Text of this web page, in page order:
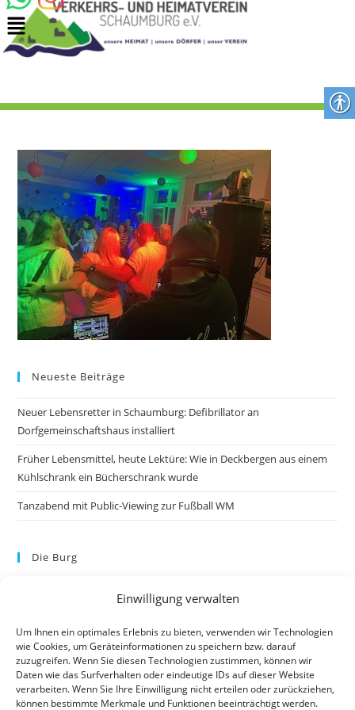
Einwilligung verwalten
Um Ihnen ein optimales Erlebnis zu bieten, verwenden wir Technologien
wie Cookies, um Geräteinformationen zu speichern bzw. darauf
zuzugreifen. Wenn Sie diesen Technologien zustimmen, können wir
Daten wie das Surfverhalten oder eindeutige IDs auf dieser Website
verarbeiten. Wenn Sie Ihre Einwilligung nicht erteilen oder zurückziehen,
können bestimmte Merkmale und Funktionen beeinträchtigt werden.
Neueste Beiträge
Neuer Lebensretter in Schaumburg: Defibrillator an
Dorfgemeinschaftshaus installiert
Früher Lebensmittel, heute Lektüre: Wie in Deckbergen aus einem
Kühlschrank ein Bücherschrank wurde
Tanzabend mit Public-Viewing zur Fußball WM
Die Burg